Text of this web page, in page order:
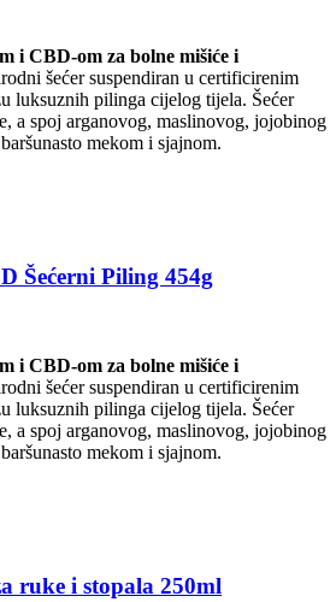
i CBD-om za bolne mišiće i
šećer suspendiran u certificirenim
luksuznih pilinga cijelog tijela. Šećer
a spoj arganovog, maslinovog, jojobinog
mekom i sjajnom.
Šećerni Piling 454g
i CBD-om za bolne mišiće i
šećer suspendiran u certificirenim
luksuznih pilinga cijelog tijela. Šećer
a spoj arganovog, maslinovog, jojobinog
mekom i sjajnom.
ruke i stopala 250ml